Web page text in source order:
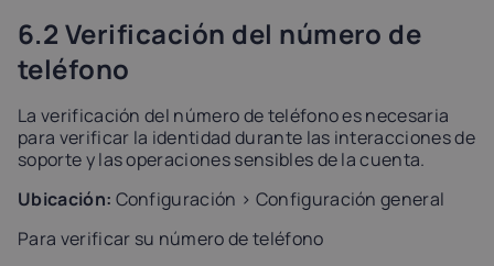
6.2 Verificación del número de
teléfono
La verificación del número de teléfono es necesaria
para verificar la identidad durante las interacciones de
soporte y las operaciones sensibles de la cuenta.
Ubicación: Configuración > Configuración general
Para verificar su número de teléfono